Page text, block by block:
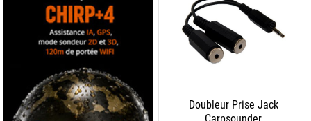
Doubleur Prise Jack